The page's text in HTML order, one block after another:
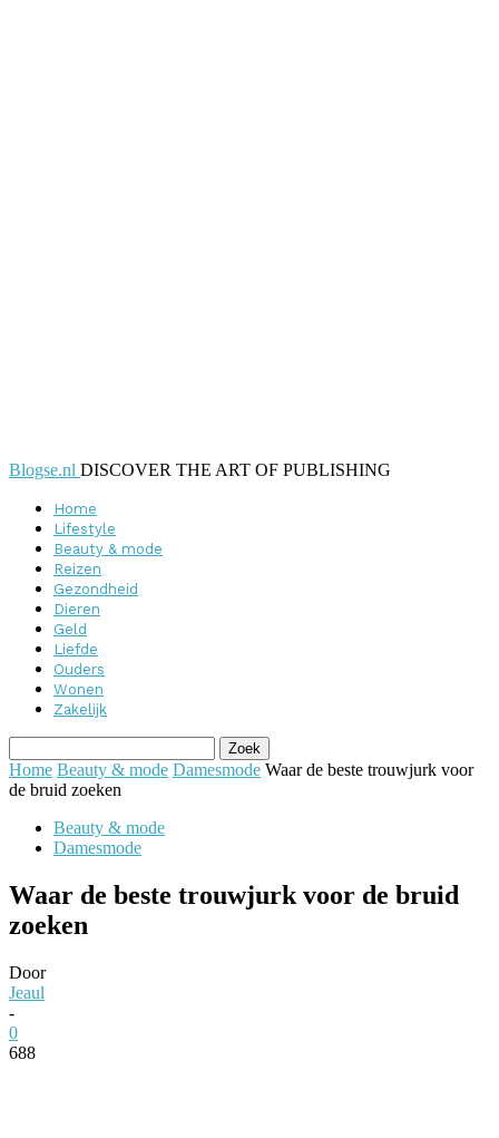
Blogse.nl DISCOVER THE ART OF PUBLISHING
Home
Lifestyle
Beauty & mode
Reizen
Gezondheid
Dieren
Geld
Liefde
Ouders
Wonen
Zakelijk
Home Beauty & mode Damesmode Waar de beste trouwjurk voor
de bruid zoeken
Beauty & mode
Damesmode
Waar de beste trouwjurk voor de bruid
zoeken
Door
Jeaul
-
0
688